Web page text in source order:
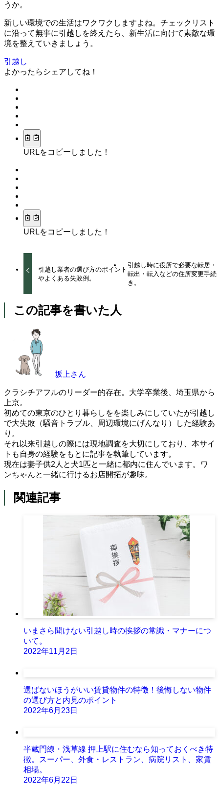
うか。
新しい環境での生活はワクワクしますよね。チェックリスト
に沿って無事に引越しを終えたら、新生活に向けて素敵な環
境を整えていきましょう。
引越し
よかったらシェアしてね！
URLをコピーしました！
URLをコピーしました！
引越し業者の選び方のポイント
やよくある失敗例。
引越し時に役所で必要な転居・
転出・転入などの住所変更手続
き。
この記事を書いた人
坂上さん
クラシチアフルのリーダー的存在。大学卒業後、埼玉県から
上京。
初めての東京のひとり暮らしをを楽しみにしていたが引越し
で大失敗（騒音トラブル、周辺環境にげんなり）した経験あ
り。
それ以来引越しの際には現地調査を大切にしており、本サイ
トも自身の経験をもとに記事を執筆しています。
現在は妻子供2人と犬1匹と一緒に都内に住んでいます。ワ
ンちゃんと一緒に行けるお店開拓が趣味。
関連記事
いまさら聞けない引越し時の挨拶の常識・マナーにつ
いて。
2022年11月2日
選ばないほうがいい賃貸物件の特徴！後悔しない物件
の選び方と内見のポイント
2022年6月23日
半蔵門線・浅草線 押上駅に住むなら知っておくべき特
徴。スーパー、外食・レストラン、病院リスト、家賃
相場。
2022年6月22日